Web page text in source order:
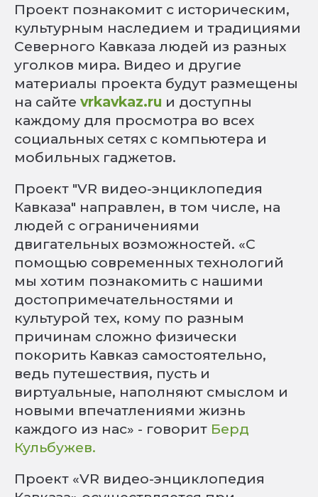
Проект познакомит с историческим,
культурным наследием и традициями
Северного Кавказа людей из разных
уголков мира. Видео и другие
материалы проекта будут размещены
на сайте vrkavkaz.ru и доступны
каждому для просмотра во всех
социальных сетях с компьютера и
мобильных гаджетов.
Проект "VR видео-энциклопедия
Кавказа" направлен, в том числе, на
людей с ограничениями
двигательных возможностей. «С
помощью современных технологий
мы хотим познакомить с нашими
достопримечательностями и
культурой тех, кому по разным
причинам сложно физически
покорить Кавказ самостоятельно,
ведь путешествия, пусть и
виртуальные, наполняют смыслом и
новыми впечатлениями жизнь
каждого из нас» - говорит Берд
Кульбужев.
Проект «VR видео-энциклопедия